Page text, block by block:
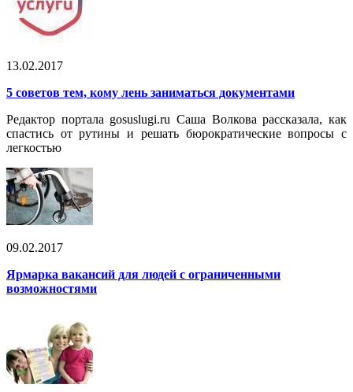
13.02.2017
5 советов тем, кому лень заниматься документами
Редактор портала gosuslugi.ru Саша Волкова рассказала, как
спастись от рутины и решать бюрократические вопросы с
легкостью
09.02.2017
Ярмарка вакансий для людей с ограниченными
возможностями